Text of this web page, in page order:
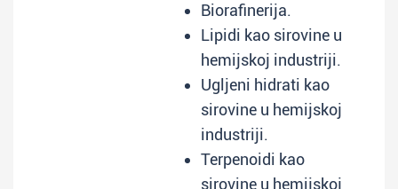
Biorafinerija.
Lipidi kao sirovine u
hemijskoj industriji.
Ugljeni hidrati kao
sirovine u hemijskoj
industriji.
Terpenoidi kao
sirovine u hemijskoj